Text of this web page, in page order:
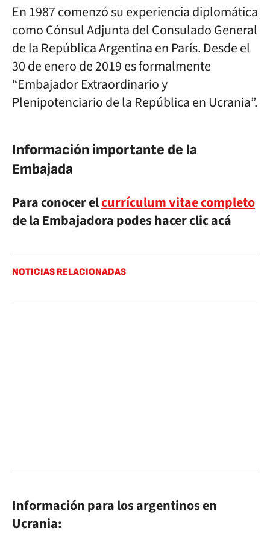
En 1987 comenzó su experiencia diplomática
como Cónsul Adjunta del Consulado General
de la República Argentina en París. Desde el
30 de enero de 2019 es formalmente
“Embajador Extraordinario y
Plenipotenciario de la República en Ucrania”.
Información importante de la
Embajada
Para conocer elcurrículum vitae completo
de la Embajadora podes hacer clic acá
NOTICIAS RELACIONADAS
Información para los argentinos en
Ucrania: